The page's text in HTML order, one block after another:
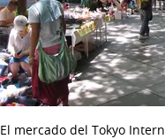
El mercado del Tokyo